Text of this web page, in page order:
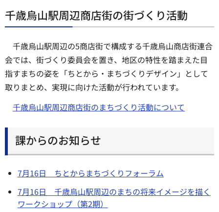
千歳烏山駅周辺商店街の街づくり活動
千歳烏山駅周辺の5商店街で構成する千歳烏山商店街連合
会では、街づくり委員会を置き、地区の特性を踏まえた目
指すまちの姿を「ちとから・まちづくりデザイン」として
取りまとめ、実現に向けた活動が行われています。
千歳烏山駅周辺商店街のまちづくり活動について
課からのお知らせ
7月16日 ちとからまちづくりフォーラム
7月16日 千歳烏山駅周辺のまちの将来イメージを描く
ワークショップ（第2期）